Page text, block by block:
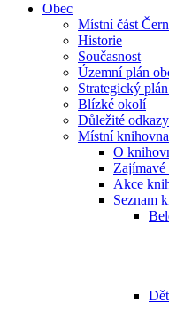
Obec
Místní část
Historie
Současnost
Územní plán
Strategický
Blízké okolí
Důležité odkazy
Místní knihovna
O
Akce
Seznam